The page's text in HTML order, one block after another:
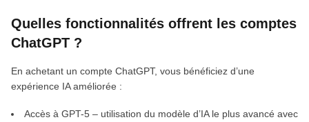
Quelles fonctionnalités offrent les comptes
ChatGPT ?
En achetant un compte ChatGPT, vous bénéficiez d’une
expérience IA améliorée :
Accès à GPT-5 – utilisation du modèle d’IA le plus avancé avec